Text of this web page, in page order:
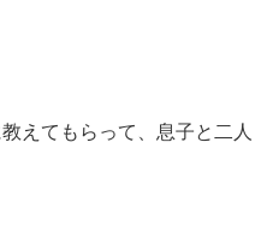
えてもらって、息子と二人